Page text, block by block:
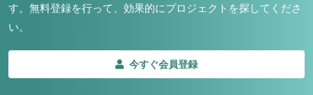
す。 無料登録を行って、効果的にプロジェクトを探してくださ
い。
今すぐ会員登録